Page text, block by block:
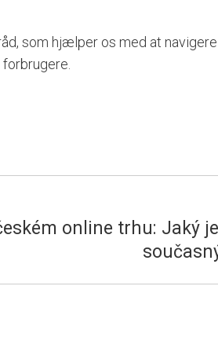
som hjælper os med at
online trhu: Jaký